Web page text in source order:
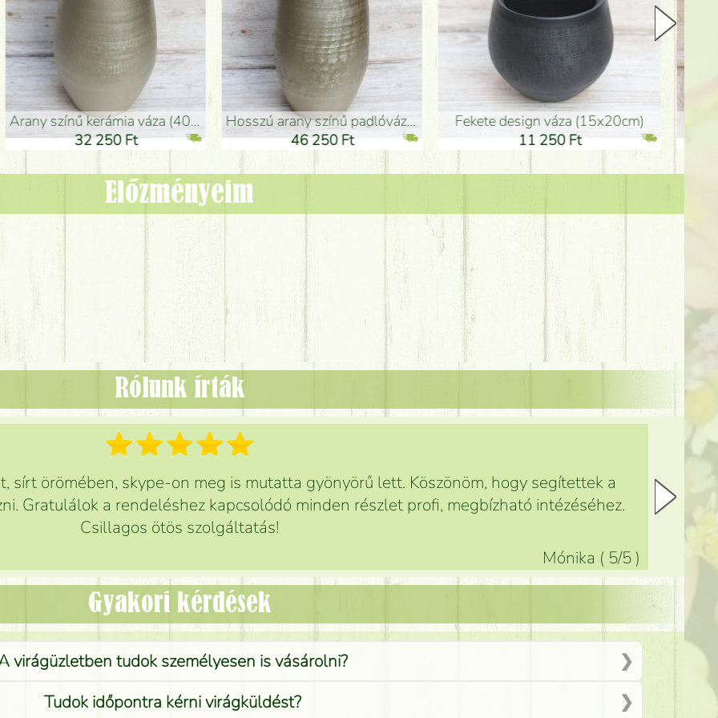
(50x29cm)
Ft
fekete design váza (15x20cm)
11 250 Ft
Kerámia váza 35*21cm
21 000 Ft
ballagó fiú fa betűző
1 300 Ft
Előzményeim
Rólunk írták
sírt örömében, skype-on meg is mutatta gyönyörű lett. Köszönöm, hogy segítettek a
Gratulálok a rendeléshez kapcsolódó minden részlet profi, megbízható intézéséhez.
Csillagos ötös szolgáltatás!
Mónika ( 5/5 )
Gyakori kérdések
virágüzletben tudok személyesen is vásárolni?
Tudok időpontra kérni virágküldést?